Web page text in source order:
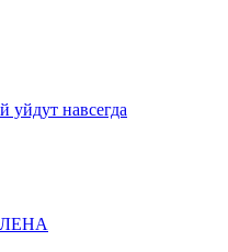
уйдут навсегда